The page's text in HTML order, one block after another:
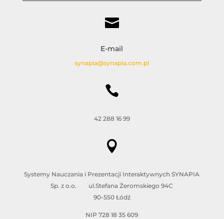

E-mail
synapia@synapia.com.pl

42 288 16 99

Systemy Nauczania i Prezentacji Interaktywnych SYNAPIA
Sp. z o.o. ul.Stefana Żeromskiego 94C
90-550 Łódź
NIP 728 18 35 609